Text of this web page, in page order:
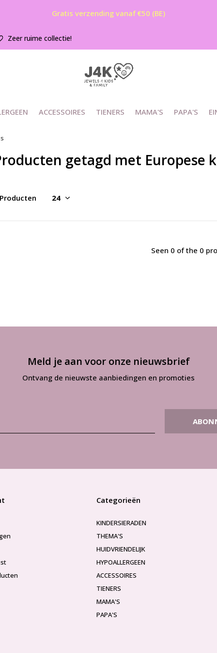
ACCESSOIRES TIENERS MAMA'S PAPA'S
Zeer ruime collectie!
Gratis verzending vanaf €50 (BE)
getagd met Europese
Seen 0 of the 0
Meld je aan voor onze nieuwsbrief
Ontvang de nieuwste aanbiedingen en promoties
Categorieën
KINDERSIERADEN
THEMA'S
HUIDVRIENDELIJK
HYPOALLERGEEN
ACCESSOIRES
TIENERS
MAMA'S
PAPA'S